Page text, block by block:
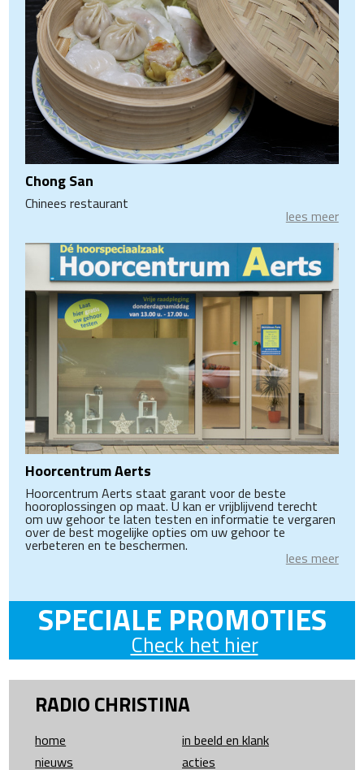
Chong San
Chinees restaurant
lees meer
Hoorcentrum Aerts
Hoorcentrum Aerts staat garant voor de beste
hooroplossingen op maat. U kan er vrijblijvend terecht
om uw gehoor te laten testen en informatie te vergaren
over de best mogelijke opties om uw gehoor te
verbeteren en te beschermen.
lees meer
SPECIALE PROMOTIES
Check het hier
RADIO CHRISTINA
home
in beeld en klank
nieuws
acties